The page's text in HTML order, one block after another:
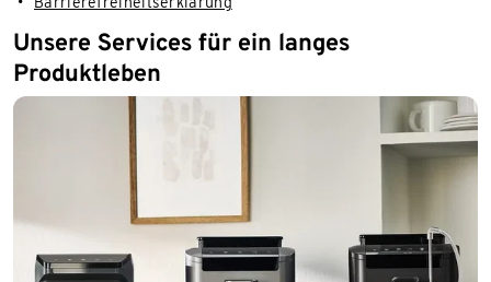
Unsere Services für ein langes
Produktleben